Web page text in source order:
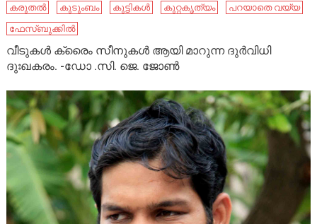
കരുതൽ കുടുംബം കുട്ടികൾ കുറ്റകൃത്യം
പറയാതെ വയ്യ
ഫേസ്ബുക്കിൽ
വീടുകള്‍ ക്രൈം സീനുകൾ ആയി മാറുന്ന ദുര്‍വിധി
ദുഃഖകരം. -ഡോ .സി. ജെ. ജോണ്‍